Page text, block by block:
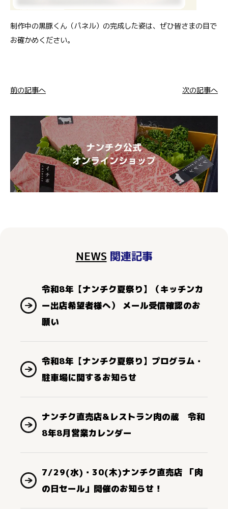
制作中の黒豚くん（パネル）の完成した姿は、ぜひ皆さまの目で
お確かめください。
前の記事へ 次の記事へ
NEWS 関連記事
令和8年【ナンチク夏祭り】（キッチンカ
ー出店希望者様へ） メール受信確認のお
願い
令和8年【ナンチク夏祭り】プログラム・
駐車場に関するお知らせ
ナンチク直売店&レストラン肉の蔵 令和
8年8月営業カレンダー
7/29(水)・30(木)ナンチク直売店 「肉
の日セール」開催のお知らせ！